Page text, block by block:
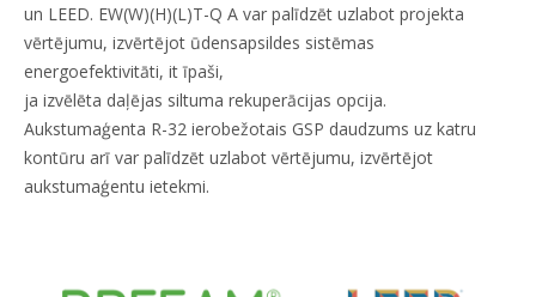
un LEED. EW(W)(H)(L)T-Q A var palīdzēt uzlabot projekta
vērtējumu, izvērtējot ūdensapsildes sistēmas
energoefektivitāti, it īpaši,
ja izvēlēta daļējas siltuma rekuperācijas opcija.
Aukstumaģenta R-32 ierobežotais GSP daudzums uz katru
kontūru arī var palīdzēt uzlabot vērtējumu, izvērtējot
aukstumaģentu ietekmi.